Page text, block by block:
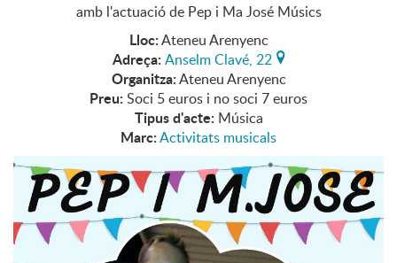
amb l'actuació de Pep i Ma José Músics
Lloc:Ateneu Arenyenc
Adreça: Anselm Clavé, 22
Organitza:Ateneu Arenyenc
Preu: Soci 5 euros i no soci 7 euros
Tipus d'acte: Música
Marc:Activitats musicals